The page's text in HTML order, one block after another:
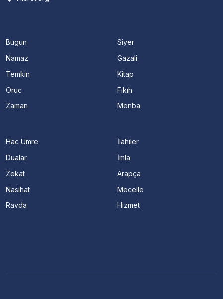
Bugun
Namaz
Temkin
Oruc
Zaman
Siyer
Gazali
Kitap
Fıkıh
Menba
Hac Umre
Dualar
Zekat
Nasihat
Ravda
İlahiler
İmla
Arapça
Mecelle
Hizmet